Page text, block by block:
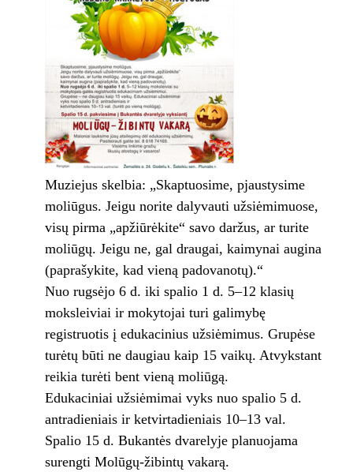
Muziejus skelbia: „Skaptuosime, pjaustysime
moliūgus. Jeigu norite dalyvauti užsiėmimuose,
visų pirma „apžiūrėkite“ savo daržus, ar turite
moliūgų. Jeigu ne, gal draugai, kaimynai augina
(paprašykite, kad vieną padovanotų).“
Nuo rugsėjo 6 d. iki spalio 1 d. 5–12 klasių
moksleiviai ir mokytojai turi galimybę
registruotis į edukacinius užsiėmimus. Grupėse
turėtų būti ne daugiau kaip 15 vaikų. Atvykstant
reikia turėti bent vieną moliūgą.
Edukaciniai užsiėmimai vyks nuo spalio 5 d.
antradieniais ir ketvirtadieniais 10–13 val.
Spalio 15 d. Bukantės dvarelyje planuojama
surengti Molūgų-žibintų vakarą.